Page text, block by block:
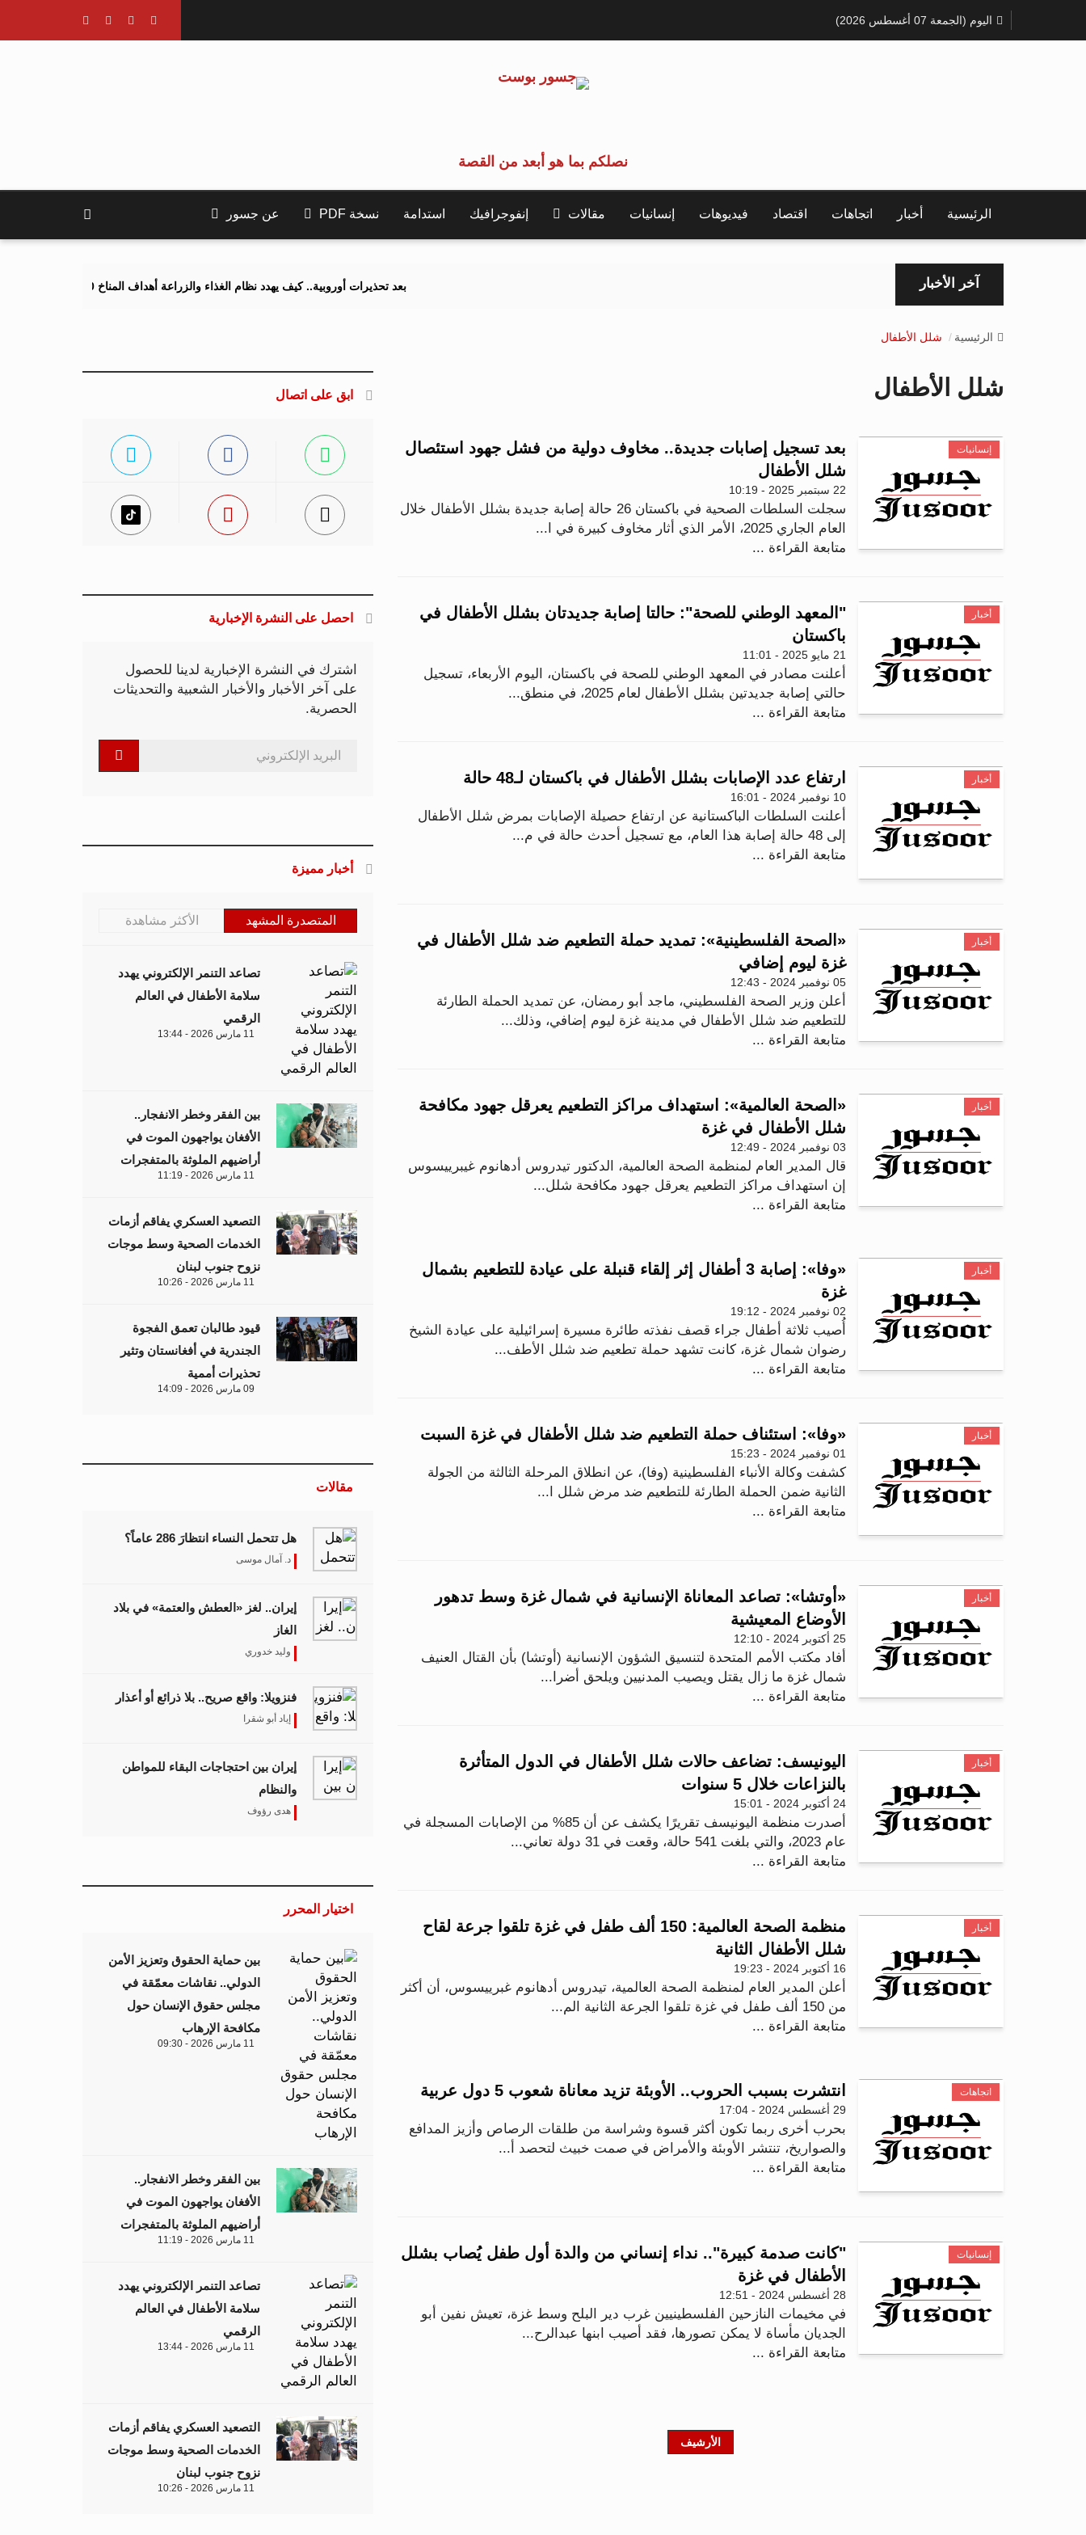
اليوم (الجمعة 07 أغسطس 2026)
نصلكم بما هو أبعد من القصة
الرئيسية أخبار اتجاهات اقتصاد فيديوهات إنسانيات مقالات إنفوجرافيك استدامة نسخة PDF عن جسور
آخر الأخبار بعد تحذيرات أوروبية.. كيف يهدد نظام الغذاء والزراعة أهداف المناخ 2040 و2050؟
الرئيسية شلل الأطفال
شلل الأطفال
إنسانيات
بعد تسجيل إصابات جديدة.. مخاوف دولية من فشل جهود استئصال
شلل الأطفال
22 سبتمبر 2025 - 10:19
سجلت السلطات الصحية في باكستان 26 حالة إصابة جديدة بشلل الأطفال خلال
العام الجاري 2025، الأمر الذي أثار مخاوف كبيرة في ا...
متابعة القراءة ...
أخبار
"المعهد الوطني للصحة": حالتا إصابة جديدتان بشلل الأطفال في
باكستان
21 مايو 2025 - 11:01
أعلنت مصادر في المعهد الوطني للصحة في باكستان، اليوم الأربعاء، تسجيل
حالتي إصابة جديدتين بشلل الأطفال لعام 2025، في منطق...
متابعة القراءة ...
أخبار ارتفاع عدد الإصابات بشلل الأطفال في باكستان لـ48 حالة
10 نوفمبر 2024 - 16:01
أعلنت السلطات الباكستانية عن ارتفاع حصيلة الإصابات بمرض شلل الأطفال
إلى 48 حالة إصابة هذا العام، مع تسجيل أحدث حالة في م...
متابعة القراءة ...
أخبار
«الصحة الفلسطينية»: تمديد حملة التطعيم ضد شلل الأطفال في
غزة ليوم إضافي
05 نوفمبر 2024 - 12:43
أعلن وزير الصحة الفلسطيني، ماجد أبو رمضان، عن تمديد الحملة الطارئة
للتطعيم ضد شلل الأطفال في مدينة غزة ليوم إضافي، وذلك...
متابعة القراءة ...
أخبار
«الصحة العالمية»: استهداف مراكز التطعيم يعرقل جهود مكافحة
شلل الأطفال في غزة
03 نوفمبر 2024 - 12:49
قال المدير العام لمنظمة الصحة العالمية، الدكتور تيدروس أدهانوم غيبرييسوس
إن استهداف مراكز التطعيم يعرقل جهود مكافحة شلل...
متابعة القراءة ...
أخبار
«وفا»: إصابة 3 أطفال إثر إلقاء قنبلة على عيادة للتطعيم بشمال
غزة
02 نوفمبر 2024 - 19:12
أُصيب ثلاثة أطفال جراء قصف نفذته طائرة مسيرة إسرائيلية على عيادة الشيخ
رضوان شمال غزة، كانت تشهد حملة تطعيم ضد شلل الأطف...
متابعة القراءة ...
أخبار «وفا»: استئناف حملة التطعيم ضد شلل الأطفال في غزة السبت
01 نوفمبر 2024 - 15:23
كشفت وكالة الأنباء الفلسطينية (وفا)، عن انطلاق المرحلة الثالثة من الجولة
الثانية ضمن الحملة الطارئة للتطعيم ضد مرض شلل ا...
متابعة القراءة ...
أخبار
«أوتشا»: تصاعد المعاناة الإنسانية في شمال غزة وسط تدهور
الأوضاع المعيشية
25 أكتوبر 2024 - 12:10
أفاد مكتب الأمم المتحدة لتنسيق الشؤون الإنسانية (أوتشا) بأن القتال العنيف
شمال غزة ما زال يقتل ويصيب المدنيين ويلحق أضرا...
متابعة القراءة ...
أخبار
اليونيسف: تضاعف حالات شلل الأطفال في الدول المتأثرة
بالنزاعات خلال 5 سنوات
24 أكتوبر 2024 - 15:01
أصدرت منظمة اليونيسف تقريرًا يكشف عن أن 85% من الإصابات المسجلة في
عام 2023، والتي بلغت 541 حالة، وقعت في 31 دولة تعاني...
متابعة القراءة ...
أخبار
منظمة الصحة العالمية: 150 ألف طفل في غزة تلقوا جرعة لقاح
شلل الأطفال الثانية
16 أكتوبر 2024 - 19:23
أعلن المدير العام لمنظمة الصحة العالمية، تيدروس أدهانوم غبرييسوس، أن أكثر
من 150 ألف طفل في غزة تلقوا الجرعة الثانية الم...
متابعة القراءة ...
اتجاهات انتشرت بسبب الحروب.. الأوبئة تزيد معاناة شعوب 5 دول عربية
29 أغسطس 2024 - 17:04
بحرب أخرى ربما تكون أكثر قسوة وشراسة من طلقات الرصاص وأزيز المدافع
والصواريخ، تنتشر الأوبئة والأمراض في صمت خبيث لتحصد أ...
متابعة القراءة ...
إنسانيات
"كانت صدمة كبيرة".. نداء إنساني من والدة أول طفل يُصاب بشلل
الأطفال في غزة
28 أغسطس 2024 - 12:51
في مخيمات النازحين الفلسطينيين غرب دير البلح وسط غزة، تعيش نفين أبو
الجديان مأساة لا يمكن تصورها، فقد أصيب ابنها عبدالرح...
متابعة القراءة ...
الأرشيف
ابق على اتصال
احصل على النشرة الإخبارية
اشترك في النشرة الإخبارية لدينا للحصول
على آخر الأخبار والأخبار الشعبية والتحديثات
الحصرية.
أخبار مميزة
المتصدرة المشهد الأكثر مشاهدة
تصاعد التنمر الإلكتروني يهدد
سلامة الأطفال في العالم
الرقمي
11 مارس 2026 - 13:44
بين الفقر وخطر الانفجار..
الأفغان يواجهون الموت في
أراضيهم الملوثة بالمتفجرات
11 مارس 2026 - 11:19
التصعيد العسكري يفاقم أزمات
الخدمات الصحية وسط موجات
نزوح جنوب لبنان
11 مارس 2026 - 10:26
قيود طالبان تعمق الفجوة
الجندرية في أفغانستان وتثير
تحذيرات أممية
09 مارس 2026 - 14:09
مقالات
هل تتحمل النساء انتظارَ 286 عاماً؟
د. آمال موسى
إيران.. لغز «العطش والعتمة» في بلاد
الغاز
وليد خدوري
فنزويلا: واقع صريح.. بلا ذرائع أو أعذار
إياد أبو شقرا
إيران بين احتجاجات البقاء للمواطن
والنظام
هدى رؤوف
اختيار المحرر
بين حماية الحقوق وتعزيز الأمن
الدولي.. نقاشات معمّقة في
مجلس حقوق الإنسان حول
مكافحة الإرهاب
11 مارس 2026 - 09:30
بين الفقر وخطر الانفجار..
الأفغان يواجهون الموت في
أراضيهم الملوثة بالمتفجرات
11 مارس 2026 - 11:19
تصاعد التنمر الإلكتروني يهدد
سلامة الأطفال في العالم
الرقمي
11 مارس 2026 - 13:44
التصعيد العسكري يفاقم أزمات
الخدمات الصحية وسط موجات
نزوح جنوب لبنان
11 مارس 2026 - 10:26